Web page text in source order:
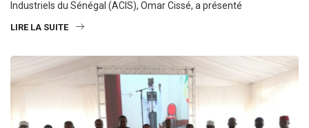
Industriels du Sénégal (ACIS), Omar Cissé, a présenté
LIRE LA SUITE